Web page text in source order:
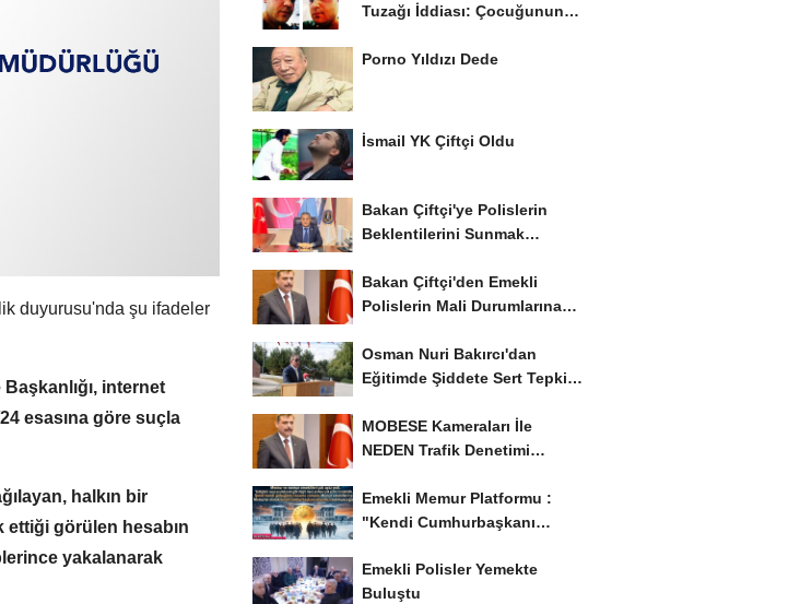
duyurusu'nda şu ifadeler
internet
esasına göre suçla
halkın bir
ettiği görülen hesabın
yakalanarak
Tuzağı İddiası: Çocuğunun
Porno Yıldızı Dede
İsmail YK Çiftçi Oldu
Bakan Çiftçi'ye Polislerin
Beklentilerini Sunmak
Bakan Çiftçi'den Emekli
Polislerin Mali Durumlarına
Osman Nuri Bakırcı'dan
Eğitimde Şiddete Sert Tepki:
MOBESE Kameraları İle
NEDEN Trafik Denetimi
Emekli Memur Platformu :
"Kendi Cumhurbaşkanı
Emekli Polisler Yemekte
Buluştu